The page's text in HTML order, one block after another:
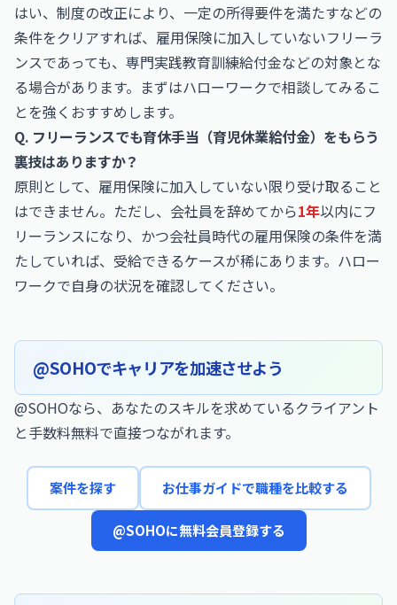
はい、制度の改正により、一定の所得要件を満たすなどの
条件をクリアすれば、雇用保険に加入していないフリーラ
ンスであっても、専門実践教育訓練給付金などの対象とな
る場合があります。まずはハローワークで相談してみるこ
とを強くおすすめします。
Q. フリーランスでも育休手当（育児休業給付金）をもらう
裏技はありますか？
原則として、雇用保険に加入していない限り受け取ること
はできません。ただし、会社員を辞めてから1年以内にフ
リーランスになり、かつ会社員時代の雇用保険の条件を満
たしていれば、受給できるケースが稀にあります。ハロー
ワークで自身の状況を確認してください。
@SOHOでキャリアを加速させよう
@SOHOなら、あなたのスキルを求めているクライアント
と手数料無料で直接つながれます。
案件を探す お仕事ガイドで職種を比較する
@SOHOに無料会員登録する